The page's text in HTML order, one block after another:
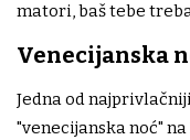
matori, baš tebe
Venecijanska
Jedna od
"venecijanska noć"